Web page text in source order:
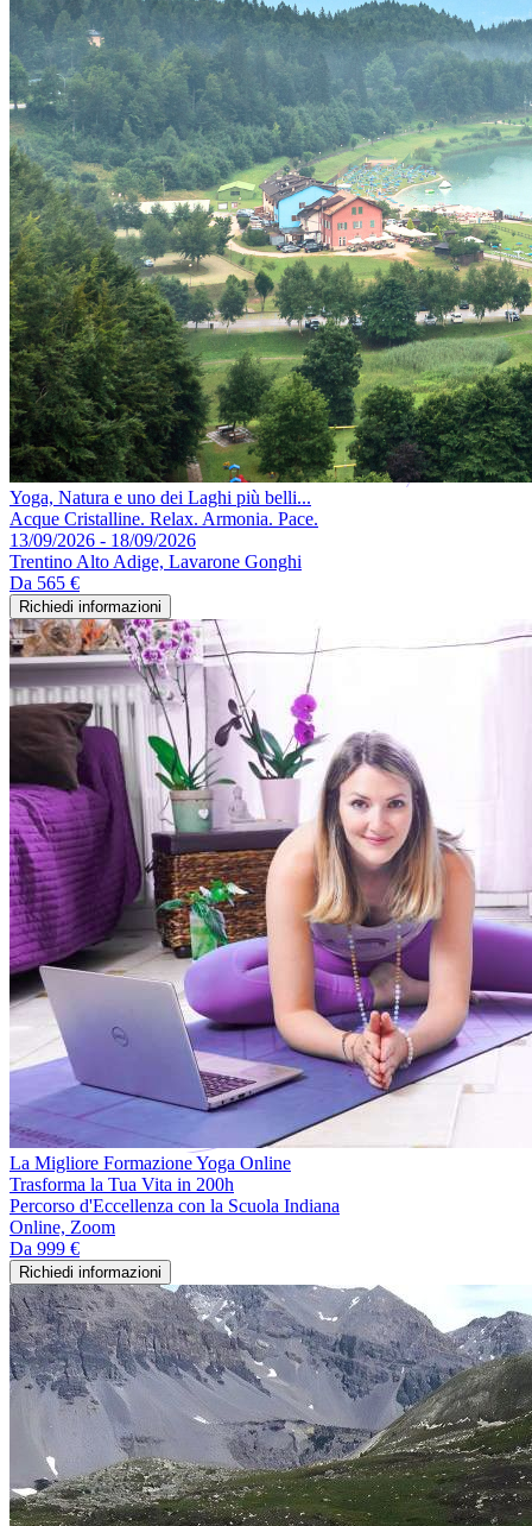
Yoga, Natura e uno dei Laghi più belli...
Acque Cristalline. Relax. Armonia. Pace.
13/09/2026 - 18/09/2026
Trentino Alto Adige, Lavarone Gonghi
Da 565 €
Richiedi informazioni
La Migliore Formazione Yoga Online
Trasforma la Tua Vita in 200h
Percorso d'Eccellenza con la Scuola Indiana
Online, Zoom
Da 999 €
Richiedi informazioni